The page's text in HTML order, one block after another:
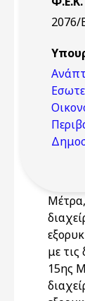
2076/
με τις
15ης